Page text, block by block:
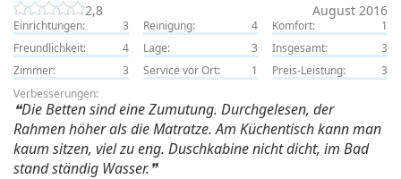
2,8 August 2016
Einrichtungen: 3 Reinigung: 4 Komfort:
1
Freundlichkeit:
4 Lage: 3 Insgesamt:
3
Zimmer:
3 Service vor Ort: 1 Preis-Leistung:
3
Verbesserungen:
Die Betten sind eine Zumutung. Durchgelesen, der
Rahmen höher als die Matratze. Am Küchentisch kann man
kaum sitzen, viel zu eng. Duschkabine nicht dicht, im Bad
stand ständig Wasser.